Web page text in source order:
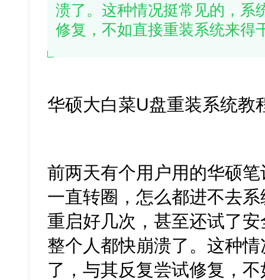
溃了。这种情况挺常见的，系
修复，不如直接重装系统来得
华硕大白菜U盘重装系统教
前两天有个用户用的华硕
一直转圈，怎么都进不去
重启好几次，甚至还试了
整个人都快崩溃了。这种
了，与其反复尝试修复，